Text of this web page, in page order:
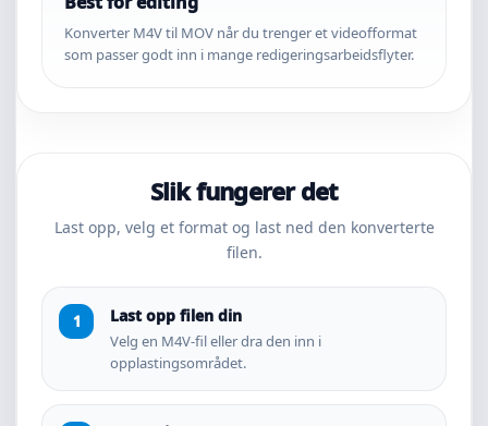
Konverter M4V til MOV når du trenger et videofformat
som passer godt inn i mange redigeringsarbeidsflyter.
Slik fungerer det
Last opp, velg et format og last ned den konverterte
filen.
Last opp filen din
Velg en M4V-fil eller dra den inn i
opplastingsområdet.